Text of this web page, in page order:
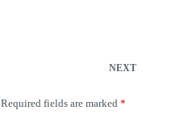
NEXT
Required fields are marked *